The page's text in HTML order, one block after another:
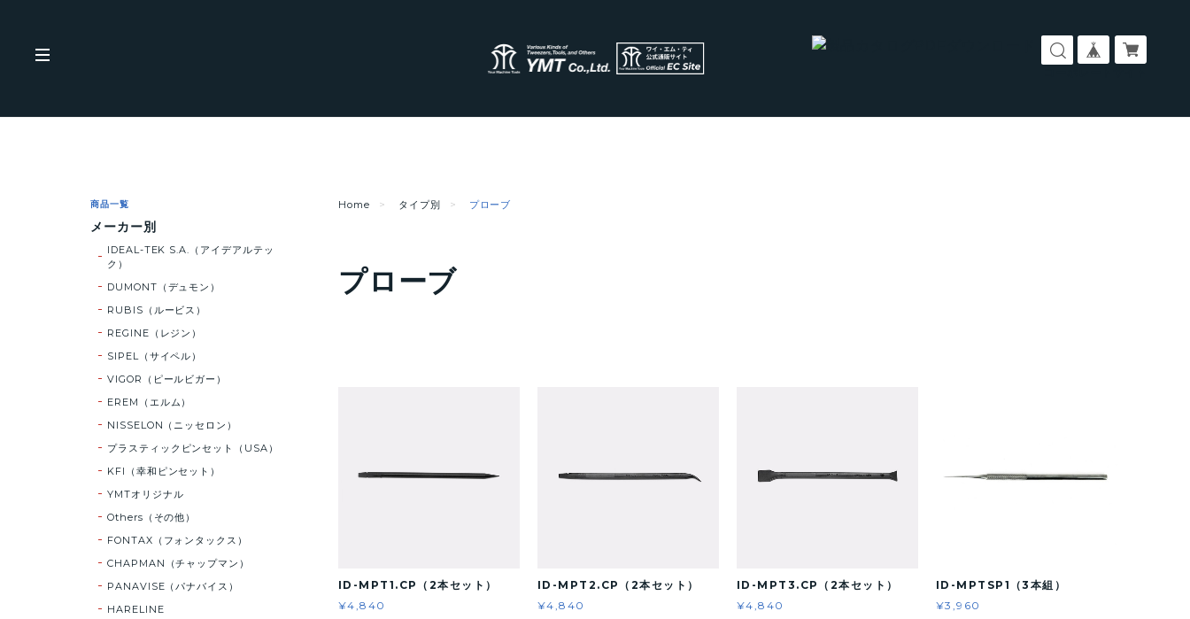
Home タイプ別 プローブ
プローブ
ID-MPT1.CP（2本セット）
¥4,840
ID-MPT2.CP（2本セット）
¥4,840
ID-MPT3.CP（2本セット）
¥4,840
ID-MPTSP1（3本組）
¥3,960
商品一覧
メーカー別
IDEAL-TEK S.A.（アイデアルテッ
ク）
DUMONT（デュモン）
RUBIS（ルービス）
REGINE（レジン）
SIPEL（サイペル）
VIGOR（ピールビガー）
EREM（エルム）
NISSELON（ニッセロン）
プラスティックピンセット（USA）
KFI（幸和ピンセット）
YMTオリジナル
Others（その他）
FONTAX（フォンタックス）
CHAPMAN（チャップマン）
PANAVISE（パナバイス）
HARELINE